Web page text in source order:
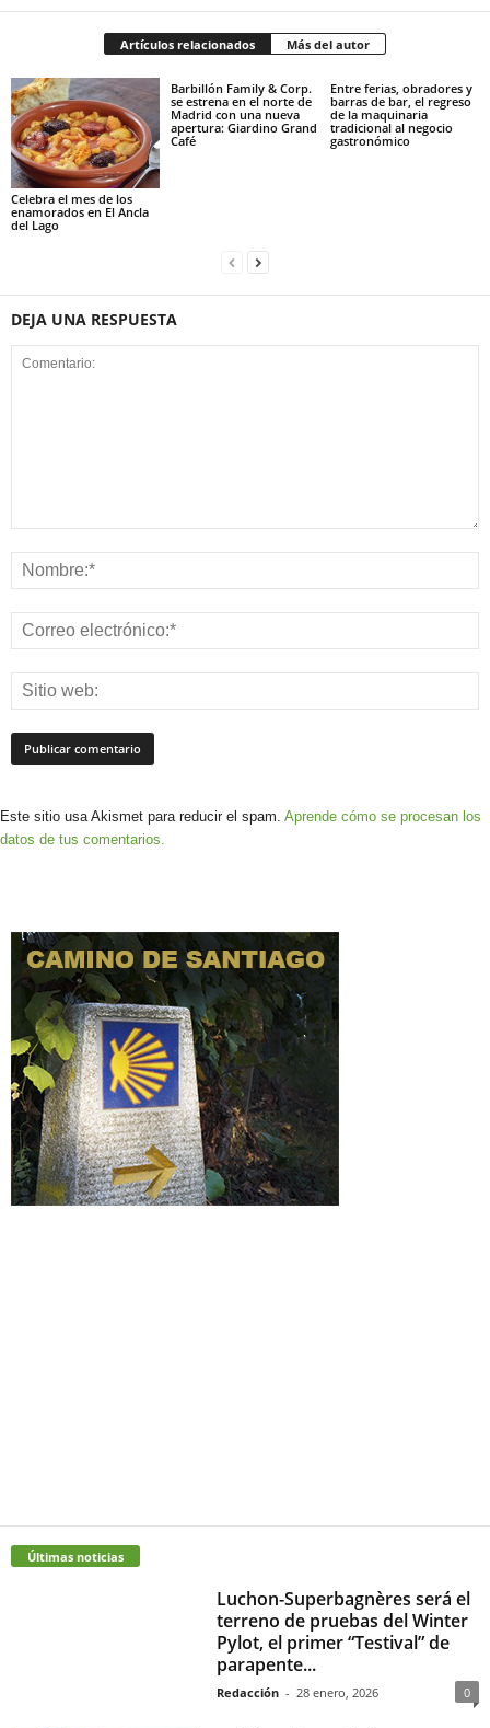
Artículos relacionados Más del autor
Celebra el mes de los
enamorados en El Ancla
del Lago
Barbillón Family & Corp.
se estrena en el norte de
Madrid con una nueva
apertura: Giardino Grand
Café
Entre ferias, obradores y
barras de bar, el regreso
de la maquinaria
tradicional al negocio
gastronómico
DEJA UNA RESPUESTA
Este sitio usa Akismet para reducir el spam. Aprende cómo se procesan los
datos de tus comentarios.
Últimas noticias
Luchon-Superbagnères será el
terreno de pruebas del Winter
Pylot, el primer “Testival” de
parapente...
Redacción - 28 enero, 2026 0